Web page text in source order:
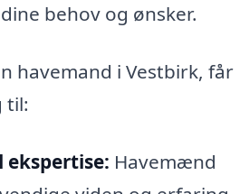
behov og ønsker.
havemand i Vestbirk, får
til:
ekspertise: Havemænd